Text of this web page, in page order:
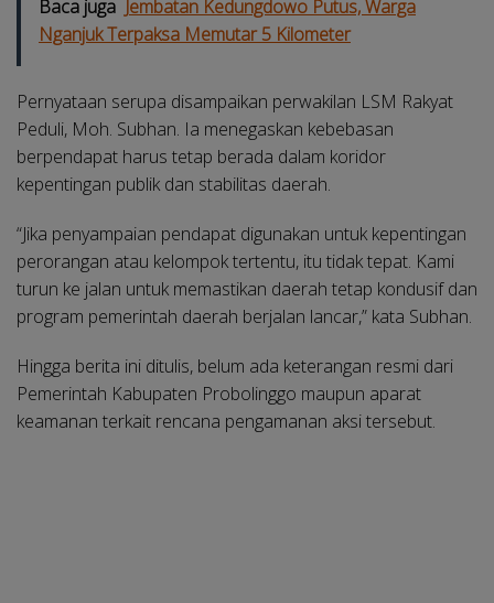
Baca juga Jembatan Kedungdowo Putus, Warga
Nganjuk Terpaksa Memutar 5 Kilometer
Pernyataan serupa disampaikan perwakilan LSM Rakyat
Peduli, Moh. Subhan. Ia menegaskan kebebasan
berpendapat harus tetap berada dalam koridor
kepentingan publik dan stabilitas daerah.
“Jika penyampaian pendapat digunakan untuk kepentingan
perorangan atau kelompok tertentu, itu tidak tepat. Kami
turun ke jalan untuk memastikan daerah tetap kondusif dan
program pemerintah daerah berjalan lancar,” kata Subhan.
Hingga berita ini ditulis, belum ada keterangan resmi dari
Pemerintah Kabupaten Probolinggo maupun aparat
keamanan terkait rencana pengamanan aksi tersebut.